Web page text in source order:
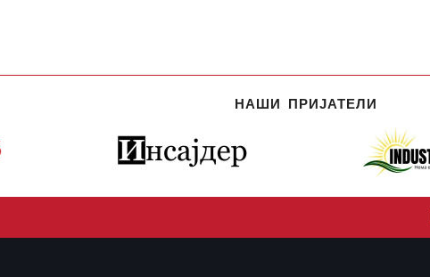
НАШИ ПРИЈАТЕЛИ